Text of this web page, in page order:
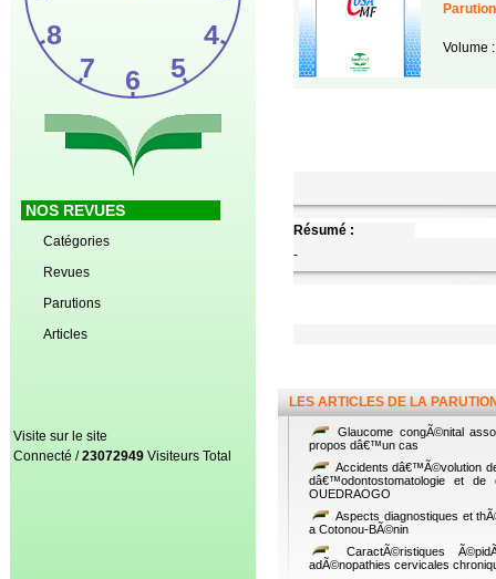
NOS REVUES
Catégories
Revues
Parutions
Articles
Visite sur le site
Connecté /23072949Visiteurs Total
Volume
Résumé :
-
LES ARTICLES DE LA
Glaucome congÃ©nital
propos dâ€™un cas
Accidents dâ€™Ã©volution
dâ€™odontostomatologie et de
OUEDRAOGO
Aspects diagnostiques et
a Cotonou-BÃ©nin
CaractÃ©ristiques
adÃ©nopathies cervicales